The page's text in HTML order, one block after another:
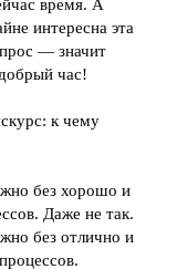
время. А
интересна эта
— значит
час!
к чему
без хорошо и
Даже не так.
без отлично и